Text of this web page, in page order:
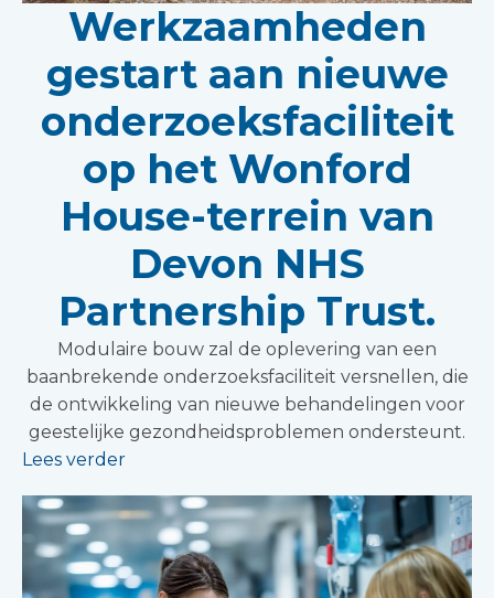
Werkzaamheden
gestart aan nieuwe
onderzoeksfaciliteit
op het Wonford
House-terrein van
Devon NHS
Partnership Trust.
Modulaire bouw zal de oplevering van een
baanbrekende onderzoeksfaciliteit versnellen, die
de ontwikkeling van nieuwe behandelingen voor
geestelijke gezondheidsproblemen ondersteunt.
Lees verder